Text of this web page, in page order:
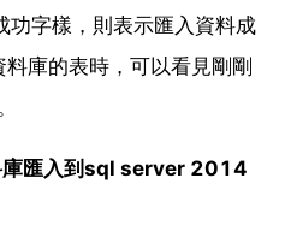
功字樣，則表示匯入資料成
庫的表時，可以看見剛剛
匯入到sql server 2014